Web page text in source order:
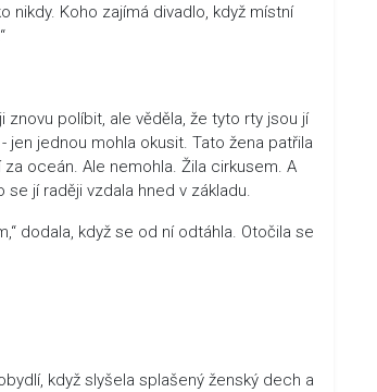
nikdy. Koho zajímá divadlo, když místní
znovu políbit, ale věděla, že tyto rty jsou jí
jen jednou mohla okusit. Tato žena patřila
oceán. Ale nemohla. Žila cirkusem. A
se jí raději vzdala hned v základu.
dodala, když se od ní odtáhla. Otočila se
když slyšela splašený ženský dech a